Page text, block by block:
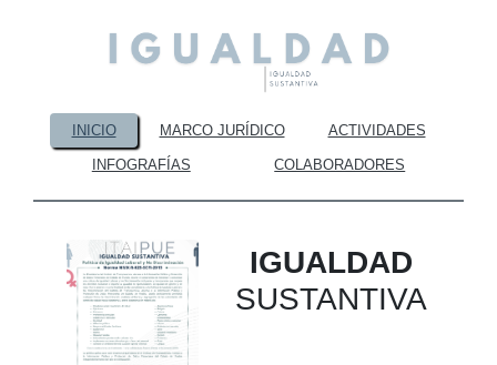
INICIO MARCO JURÍDICO ACTIVIDADES
INFOGRAFÍAS COLABORADORES
IGUALDAD
SUSTANTIVA